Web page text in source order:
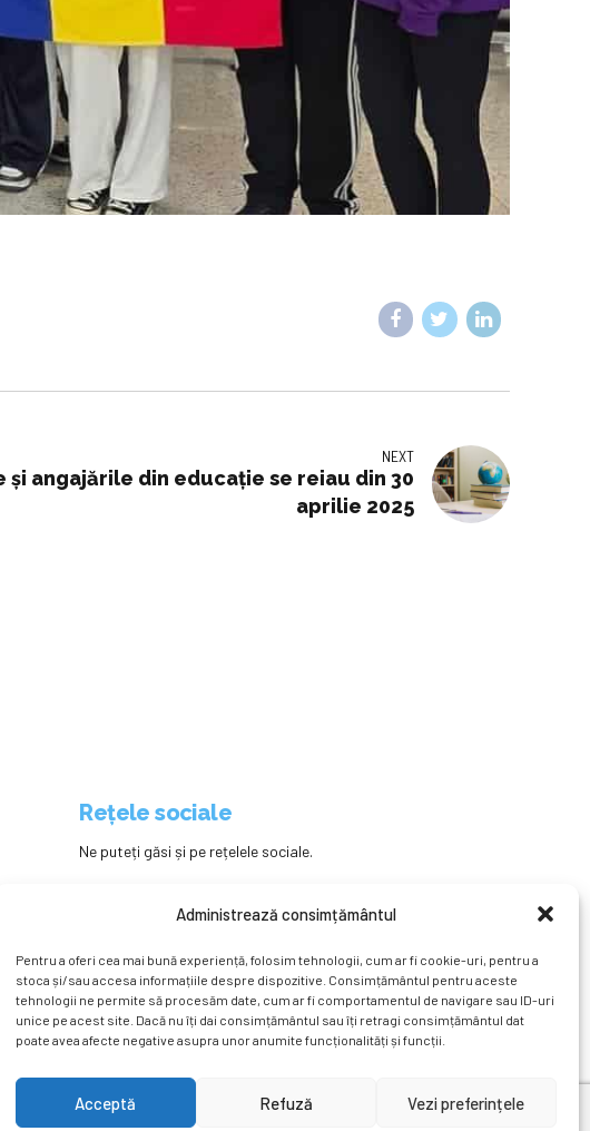
Administrează consimțământul
Pentru a oferi cea mai bună experiență, folosim tehnologii, cum ar fi cookie-uri, pentru a
stoca și/sau accesa informațiile despre dispozitive. Consimțământul pentru aceste
tehnologii ne permite să procesăm date, cum ar fi comportamentul de navigare sau ID-uri
unice pe acest site. Dacă nu îți dai consimțământul sau îți retragi consimțământul dat
poate avea afecte negative asupra unor anumite funcționalități și funcții.
Acceptă Refuză Vezi preferințele
NEXT
și angajările din educație se reiau din 30
aprilie 2025
Rețele sociale
Ne puteți găsi și pe rețelele sociale.
Internațional